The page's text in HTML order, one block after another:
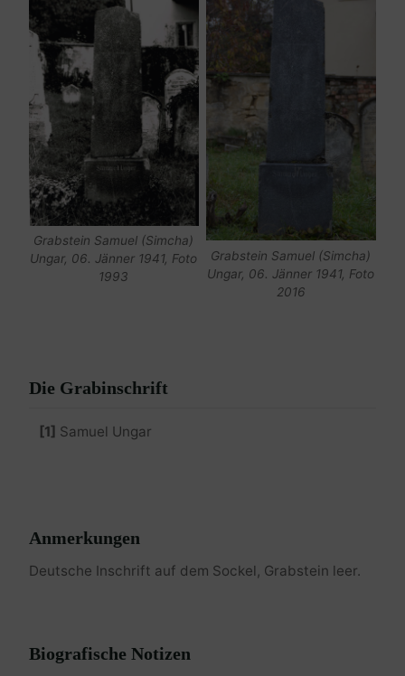
Grabstein Samuel (Simcha)
Ungar, 06. Jänner 1941, Foto
1993
Grabstein Samuel (Simcha)
Ungar, 06. Jänner 1941, Foto
2016
Die Grabinschrift
[1] Samuel Ungar
Anmerkungen
Deutsche Inschrift auf dem Sockel, Grabstein leer.
Biografische Notizen